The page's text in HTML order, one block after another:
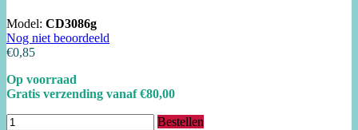
Model: CD3086g
Nog niet beoordeeld
€0,85
Op voorraad
Gratis verzending vanaf €80,00
Bestellen